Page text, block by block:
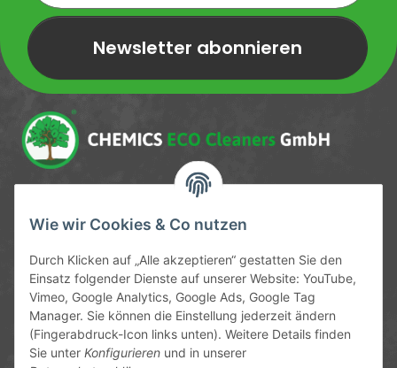
Wie wir Cookies & Co nutzen
Durch Klicken auf „Alle akzeptieren“ gestatten Sie den
Einsatz folgender Dienste auf unserer Website: YouTube,
Vimeo, Google Analytics, Google Ads, Google Tag
Manager. Sie können die Einstellung jederzeit ändern
(Fingerabdruck-Icon links unten). Weitere Details finden
Sie unter Konfigurieren und in unserer
Newsletter abonnieren
Newsletter Newsletter abonnieren
Service-Hotline
09372 / 70 80 90
Mo-Fr, 09:00-12:00 | 13:00-17:00 Uhr
Hinter den Straßenäckern 11-13
63906 Erlenbach